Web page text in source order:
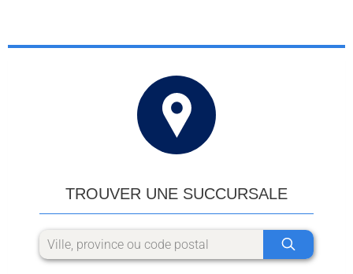
TROUVER UNE SUCCURSALE